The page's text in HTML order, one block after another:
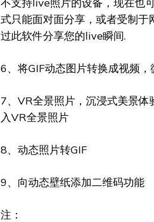
式只能面对面分享，或者受制
过此软件分享您的live瞬间.
6、将GIF动态图片转换成视频
7、VR全景照片，沉浸式美景
入VR全景照片
8、动态照片转GIF
9、向动态壁纸添加二维码功能
注：